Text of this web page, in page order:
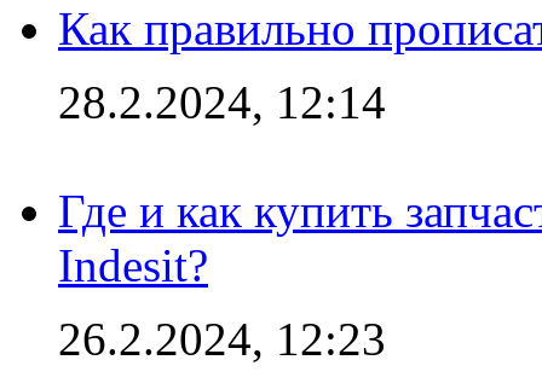
Как правильно
28.2.2024, 12:14
Где и как купить
Indesit?
26.2.2024, 12:23